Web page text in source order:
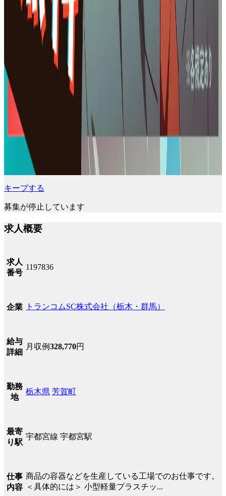
キープする
募集が停止しています
求人概要
求人
番号
1197836
企業 トランコムSC株式会社（栃木・群馬）
給与
詳細
月収例328,770円
勤務
地
栃木県 芳賀町
最寄
り駅
宇都宮線 宇都宮駅
仕事
内容
商品の容器などを生産している工場でのお仕事です。
＜具体的には＞ 小型軽量プラスチッ...